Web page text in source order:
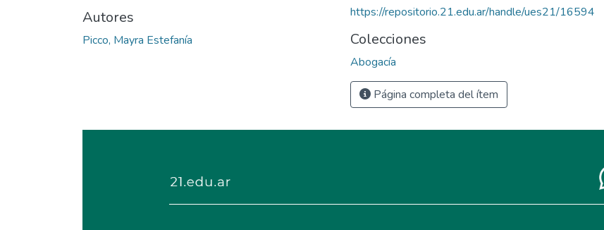
Autores
Picco, Mayra Estefanía
https://repositorio.21.edu.ar/handle/ues21/16594
Colecciones
Abogacía
Página completa del ítem